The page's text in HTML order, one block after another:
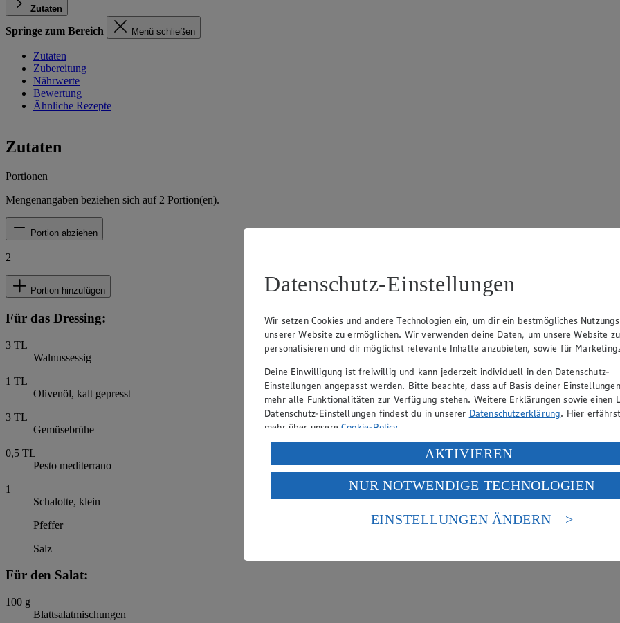
Zutaten
Springe zum Bereich Menü schließen
Zutaten
Zubereitung
Nährwerte
Bewertung
Ähnliche Rezepte
Zutaten
Portionen
Mengenangaben beziehen sich auf 2 Portion(en).
Portion abziehen
2
Portion hinzufügen
Für das Dressing:
3 TL
Walnussessig
1 TL
Olivenöl, kalt gepresst
3 TL
Gemüsebrühe
0,5 TL
Pesto mediterrano
1
Schalotte, klein
Pfeffer
Salz
Für den Salat:
100 g
Blattsalatmischungen
Datenschutz-Einstellungen
Wir setzen Cookies und andere Technologien ein, um dir ein bestmögliches
unserer Website zu ermöglichen. Wir verwenden deine Daten, um unsere Website zu
personalisieren und dir möglichst relevante Inhalte anzubieten, sowie für
Deine Einwilligung ist freiwillig und kann jederzeit individuell in den Datenschutz-
Einstellungen angepasst werden. Bitte beachte, dass auf Basis deiner
mehr alle Funktionalitäten zur Verfügung stehen. Weitere Erklärungen sowie einen
Datenschutz-Einstellungen findest du in unserer Datenschutzerklärung. Hier
mehr über unsereCookie-Policy.
Verarbeitung deiner personenbezogenen Daten in den USA durch Facebook und
Wenn du auf „Aktivieren“ klickst, willigst du im Sinne des Art. 49 Abs. 1 Satz 1 lit.
ein, dass deine Daten in den USA verarbeitet werden. Der EuGH sieht die USA als
einem nach europäischen Standards nicht angemessenen Datenschutzniveau an. Es
Risiko eines Zugriffs durch US-amerikanische Behörden.
AKTIVIEREN
NUR NOTWENDIGE TECHNOLOGIEN
EINSTELLUNGEN ÄNDERN